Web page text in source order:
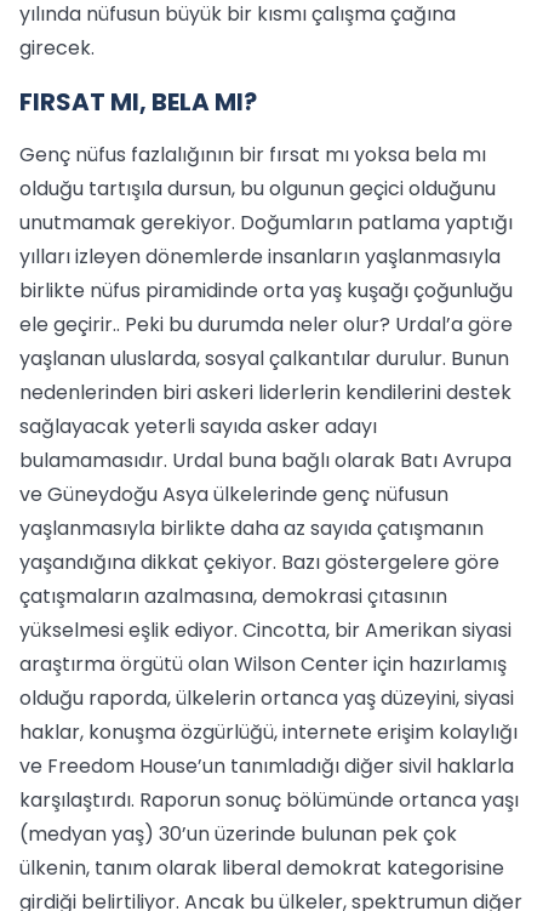
yılında nüfusun büyük bir kısmı çalışma çağına
girecek.
FIRSAT MI, BELA MI?
Genç nüfus fazlalığının bir fırsat mı yoksa bela mı
olduğu tartışıla dursun, bu olgunun geçici olduğunu
unutmamak gerekiyor. Doğumların patlama yaptığı
yılları izleyen dönemlerde insanların yaşlanmasıyla
birlikte nüfus piramidinde orta yaş kuşağı çoğunluğu
ele geçirir.. Peki bu durumda neler olur? Urdal’a göre
yaşlanan uluslarda, sosyal çalkantılar durulur. Bunun
nedenlerinden biri askeri liderlerin kendilerini destek
sağlayacak yeterli sayıda asker adayı
bulamamasıdır. Urdal buna bağlı olarak Batı Avrupa
ve Güneydoğu Asya ülkelerinde genç nüfusun
yaşlanmasıyla birlikte daha az sayıda çatışmanın
yaşandığına dikkat çekiyor. Bazı göstergelere göre
çatışmaların azalmasına, demokrasi çıtasının
yükselmesi eşlik ediyor. Cincotta, bir Amerikan siyasi
araştırma örgütü olan Wilson Center için hazırlamış
olduğu raporda, ülkelerin ortanca yaş düzeyini, siyasi
haklar, konuşma özgürlüğü, internete erişim kolaylığı
ve Freedom House’un tanımladığı diğer sivil haklarla
karşılaştırdı. Raporun sonuç bölümünde ortanca yaşı
(medyan yaş) 30’un üzerinde bulunan pek çok
ülkenin, tanım olarak liberal demokrat kategorisine
girdiği belirtiliyor. Ancak bu ülkeler, spektrumun diğer